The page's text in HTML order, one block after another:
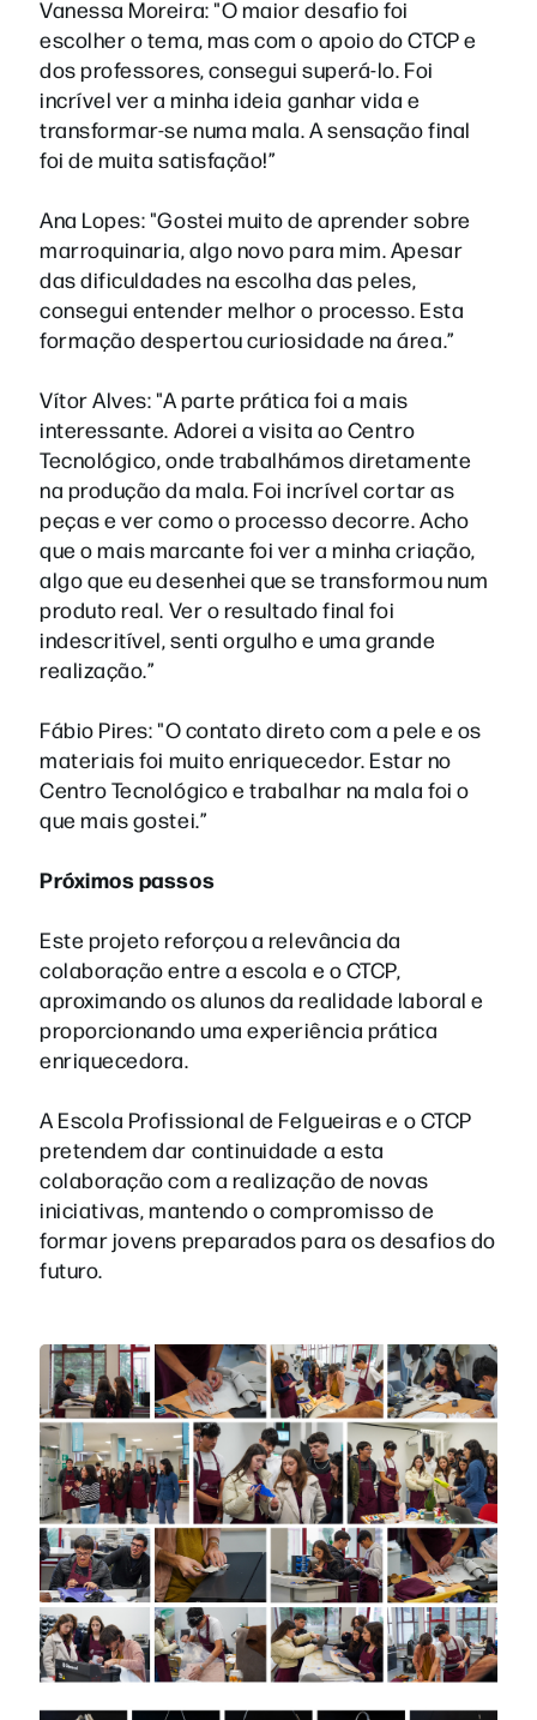
Vanessa Moreira: "O maior desafio foi
escolher o tema, mas com o apoio do CTCP e
dos professores, consegui superá-lo. Foi
incrível ver a minha ideia ganhar vida e
transformar-se numa mala. A sensação final
foi de muita satisfação!”
Ana Lopes: "Gostei muito de aprender sobre
marroquinaria, algo novo para mim. Apesar
das dificuldades na escolha das peles,
consegui entender melhor o processo. Esta
formação despertou curiosidade na área.”
Vítor Alves: "A parte prática foi a mais
interessante. Adorei a visita ao Centro
Tecnológico, onde trabalhámos diretamente
na produção da mala. Foi incrível cortar as
peças e ver como o processo decorre. Acho
que o mais marcante foi ver a minha criação,
algo que eu desenhei que se transformou num
produto real. Ver o resultado final foi
indescritível, senti orgulho e uma grande
realização.”
Fábio Pires: "O contato direto com a pele e os
materiais foi muito enriquecedor. Estar no
Centro Tecnológico e trabalhar na mala foi o
que mais gostei.”
Próximos passos
Este projeto reforçou a relevância da
colaboração entre a escola e o CTCP,
aproximando os alunos da realidade laboral e
proporcionando uma experiência prática
enriquecedora.
A Escola Profissional de Felgueiras e o CTCP
pretendem dar continuidade a esta
colaboração com a realização de novas
iniciativas, mantendo o compromisso de
formar jovens preparados para os desafios do
futuro.